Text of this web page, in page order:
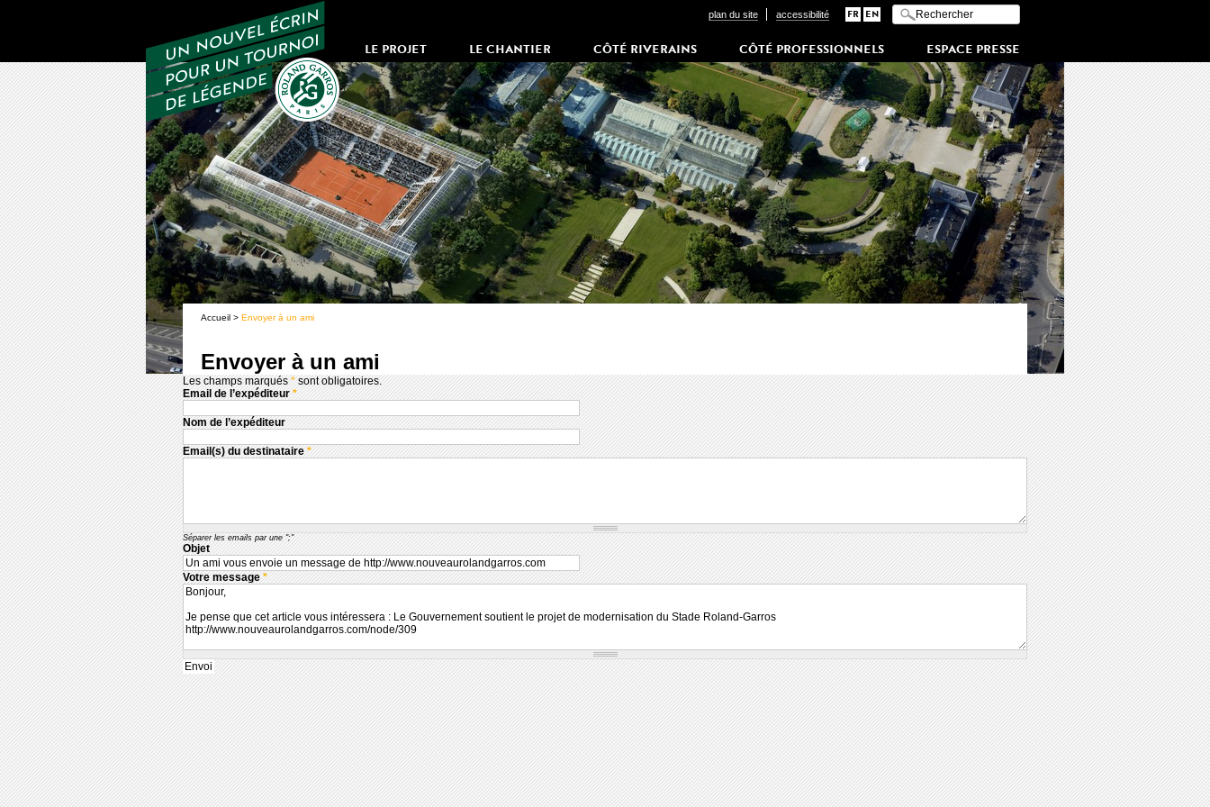
plan du site accessibilité FR EN Saisissez vos mots-clés
rechercher
LE PROJET LE CHANTIER CÔTÉ RIVERAINS CÔTÉ PROFESSIONNELS ESPACE PRESSE
Accueil > Envoyer à un ami
Envoyer à un ami
Les champs marqués*sont obligatoires.
Email de l’expéditeur*
Nom de l’expéditeur
Email(s) du destinataire*
Séparer les emails par une ";"
Objet
Votre message*